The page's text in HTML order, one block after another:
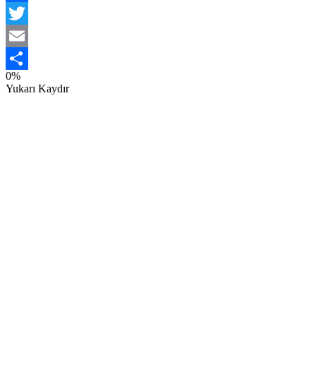
Facebook
Twitter
Email
Share
0%
Yukarı Kaydır